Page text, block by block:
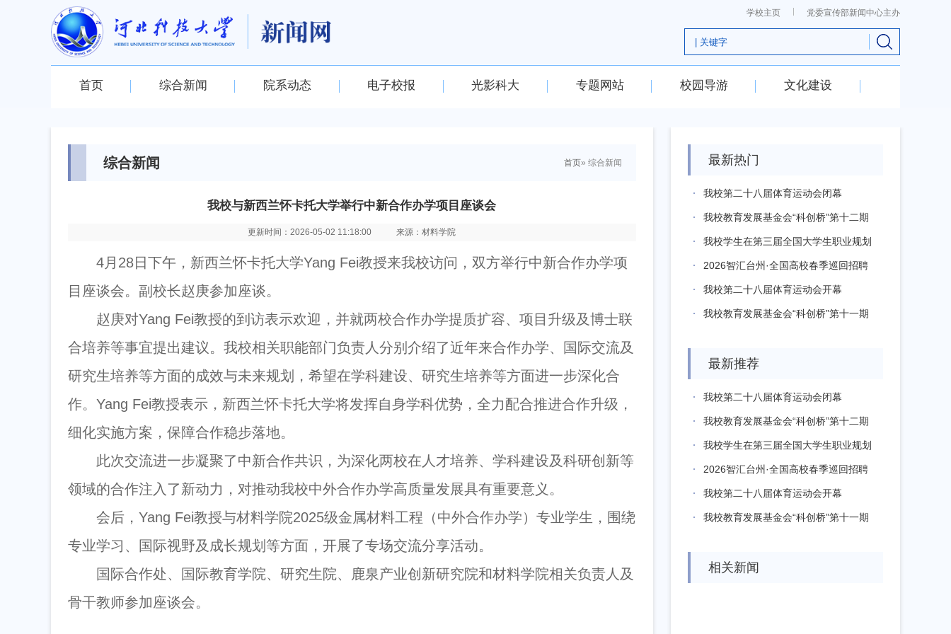
学校主页 党委宣传部新闻中心主办
首页 综合新闻 院系动态 电子校报 光影科大 专题网站 校园导游 文化建设
综合新闻 首页» 综合新闻
我校与新西兰怀卡托大学举行中新合作办学项目座谈会
更新时间：2026-05-02 11:18:00 来源：材料学院
4月28日下午，新西兰怀卡托大学Yang Fei教授来我校访问，双方举行中新合作办学项
目座谈会。副校长赵庚参加座谈。
赵庚对Yang Fei教授的到访表示欢迎，并就两校合作办学提质扩容、项目升级及博士联
合培养等事宜提出建议。我校相关职能部门负责人分别介绍了近年来合作办学、国际交流及
研究生培养等方面的成效与未来规划，希望在学科建设、研究生培养等方面进一步深化合
作。Yang Fei教授表示，新西兰怀卡托大学将发挥自身学科优势，全力配合推进合作升级，
细化实施方案，保障合作稳步落地。
此次交流进一步凝聚了中新合作共识，为深化两校在人才培养、学科建设及科研创新等
领域的合作注入了新动力，对推动我校中外合作办学高质量发展具有重要意义。
会后，Yang Fei教授与材料学院2025级金属材料工程（中外合作办学）专业学生，围绕
专业学习、国际视野及成长规划等方面，开展了专场交流分享活动。
国际合作处、国际教育学院、研究生院、鹿泉产业创新研究院和材料学院相关负责人及
骨干教师参加座谈会。
最新热门
我校第二十八届体育运动会闭幕
我校教育发展基金会“科创桥”第十二期
活动...
我校学生在第三届全国大学生职业规划
大赛全...
2026智汇台州·全国高校春季巡回招聘
河...
我校第二十八届体育运动会开幕
我校教育发展基金会“科创桥”第十一期
最新推荐
我校第二十八届体育运动会闭幕
我校教育发展基金会“科创桥”第十二期
活动...
我校学生在第三届全国大学生职业规划
大赛全...
2026智汇台州·全国高校春季巡回招聘
河...
我校第二十八届体育运动会开幕
我校教育发展基金会“科创桥”第十一期
相关新闻